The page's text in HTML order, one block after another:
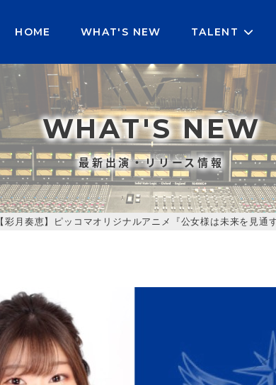
HOME WHAT'S NEW TALENT
WHAT'S NEW
最新出演・リリース情報
【彩月奏恵】ピッコマオリジナルアニメ『公女様は未来を見通